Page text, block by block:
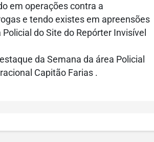
em operações contra a
e tendo existes em apreensões
do Site do Repórter Invisível
da Semana da área Policial
Capitão Farias .